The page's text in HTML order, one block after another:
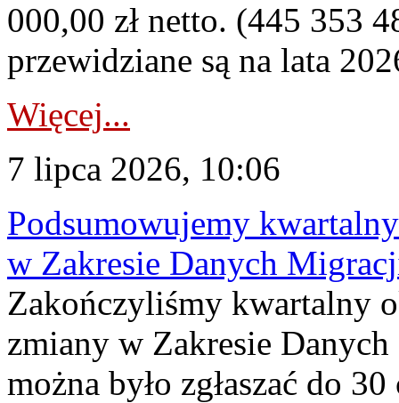
000,00 zł netto. (445 353
przewidziane są na lata
Więcej...
7 lipca 2026, 10:06
Podsumowujemy
w Zakresie Danych
Zakończyliśmy kwartalny
zmiany w Zakresie
można było zgłaszać do